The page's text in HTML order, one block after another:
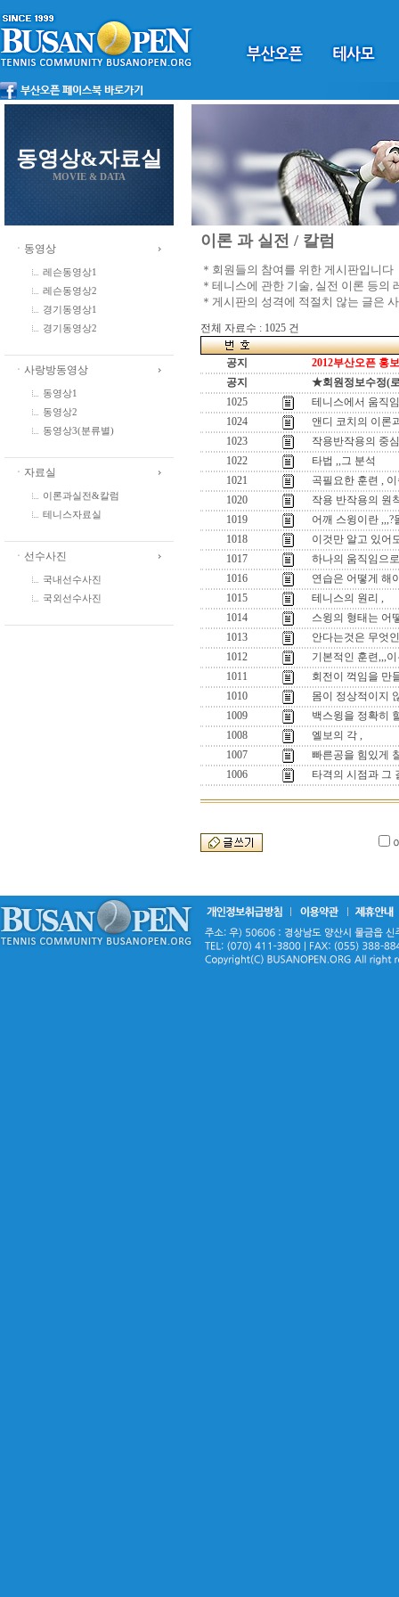
동영상&자료실
MOVIE & DATA
ㆍ동영상
레슨동영상1
레슨동영상2
경기동영상1
경기동영상2
ㆍ사랑방동영상
동영상1
동영상2
동영상3(분류별)
ㆍ자료실
이론과실전&칼럼
테니스자료실
ㆍ선수사진
국내선수사진
국외선수사진
이론 과 실전 / 칼럼
＊회원들의 참여를 위한 게시판입니다
＊테니스에 관한 기술, 실전 이론 등의
＊게시판의 성격에 적절치 않는 글은
전체 자료수 : 1025 건
공지
2012부산오픈 홍
공지
★회원정보수정(
1025
테니스에서 움직
1024
앤디 코치의 이론
1023
작용반작용의 중
1022
타법 ,,그 분석
1021
곡필요한 훈련 ,
1020
작용 반작용의 원
1019
어깨 스윙이란
1018
이것만 알고 있어
1017
하나의 움직임으
1016
연습은 어떻게 해
1015
테니스의 원리 ,
1014
스윙의 형태는 어
1013
안다는것은 무엇
1012
기본적인 훈련,,,
1011
회전이 꺽임을 만
1010
몸이 정상적이지
1009
백스윙을 정확히
1008
엘보의 각 ,
1007
빠른공을 힘있게
1006
타격의 시점과 그